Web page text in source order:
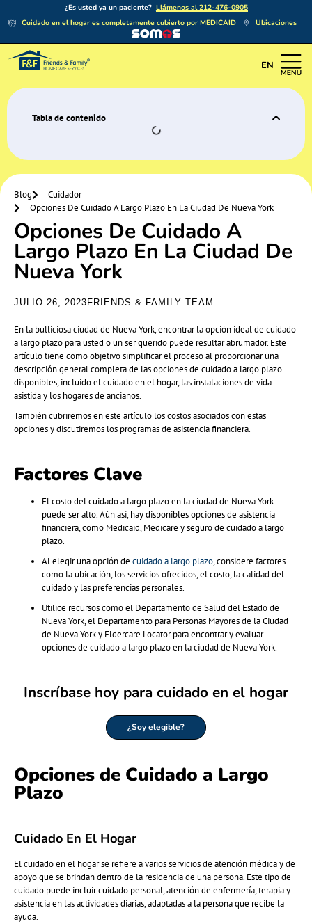
¿Es usted ya un paciente? Llámenos al 212-476-0905
Cuidado en el hogar es completamente cubierto por MEDICAID
Ubicaciones
EN
Tabla de contenido
Blog
Cuidador
Opciones De Cuidado A Largo Plazo En La Ciudad De Nueva York
Opciones De Cuidado A
Largo Plazo En La Ciudad De
Nueva York
JULIO 26, 2023 FRIENDS & FAMILY TEAM
En la bulliciosa ciudad de Nueva York, encontrar la opción ideal de cuidado
a largo plazo para usted o un ser querido puede resultar abrumador. Este
artículo tiene como objetivo simplificar el proceso al proporcionar una
descripción general completa de las opciones de cuidado a largo plazo
disponibles, incluido el cuidado en el hogar, las instalaciones de vida
asistida y los hogares de ancianos.
También cubriremos en este artículo los costos asociados con estas
opciones y discutiremos los programas de asistencia financiera.
Factores Clave
El costo del cuidado a largo plazo en la ciudad de Nueva York
puede ser alto. Aún así, hay disponibles opciones de asistencia
financiera, como Medicaid, Medicare y seguro de cuidado a largo
plazo.
Al elegir una opción de cuidado a largo plazo, considere factores
como la ubicación, los servicios ofrecidos, el costo, la calidad del
cuidado y las preferencias personales.
Utilice recursos como el Departamento de Salud del Estado de
Nueva York, el Departamento para Personas Mayores de la Ciudad
de Nueva York y Eldercare Locator para encontrar y evaluar
opciones de cuidado a largo plazo en la ciudad de Nueva York.
Inscríbase hoy para cuidado en el hogar
¿Soy elegible?
Opciones de Cuidado a Largo
Plazo
Cuidado En El Hogar
El cuidado en el hogar se refiere a varios servicios de atención médica y de
apoyo que se brindan dentro de la residencia de una persona. Este tipo de
cuidado puede incluir cuidado personal, atención de enfermería, terapia y
asistencia en las actividades diarias, adaptadas a la persona que recibe la
ayuda.